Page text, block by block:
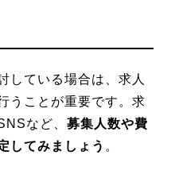
している場合は、求人
うことが重要です。求
など、 募集人数や費
してみましょう 。